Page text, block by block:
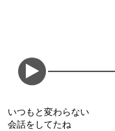
いつもと変わらない
会話をしてたね